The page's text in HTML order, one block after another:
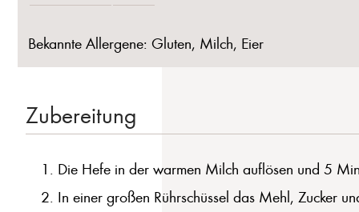
Bekannte Allergene: Gluten, Milch, Eier
Zubereitung
Die Hefe in der warmen Milch auflösen und 5
In einer großen Rührschüssel das Mehl, Zucker